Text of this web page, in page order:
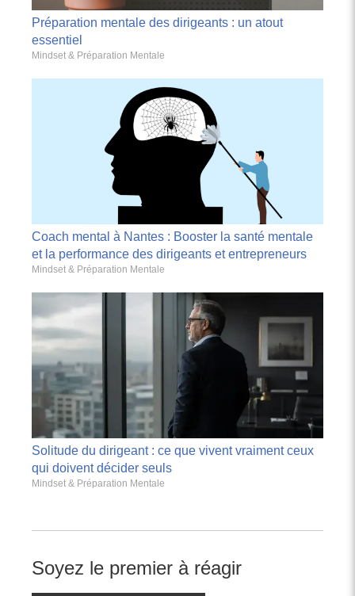
Préparation mentale des dirigeants : un atout
essentiel
Mindset & Préparation Mentale
Coach mental à Nantes : Booster la santé mentale
et la performance des dirigeants et entrepreneurs
Mindset & Préparation Mentale
Solitude du dirigeant : ce que vivent vraiment ceux
qui doivent décider seuls
Mindset & Préparation Mentale
Soyez le premier à réagir